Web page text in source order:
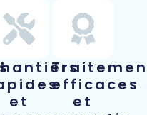
et
efficaces
et